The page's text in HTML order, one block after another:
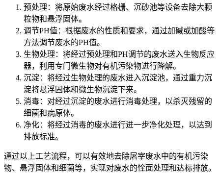
预处理：将原始废水经过格栅、沉砂池等设备去除大颗
粒物和悬浮固体。
调节PH值：根据废水的性质和要求，通过加碱或加酸等
方法调节废水的PH值。
生物处理：将经过预处理和PH调节的废水送入生物反应
器，利用专门微生物对有机污染物进行降解。
沉淀：将经过生物处理的废水进入沉淀池，通过重力沉
淀将悬浮固体和微生物沉淀下来。
消毒：对经过沉淀的废水进行消毒处理，以杀灭残留的
细菌和病原体。
净化：将经过消毒的废水进行进一步净化处理，以达到
排放标准。
通过以上工艺流程，可以有效地去除屠宰废水中的有机污染
物、悬浮固体和细菌等，实现对废水的恮面处理和达标排放。